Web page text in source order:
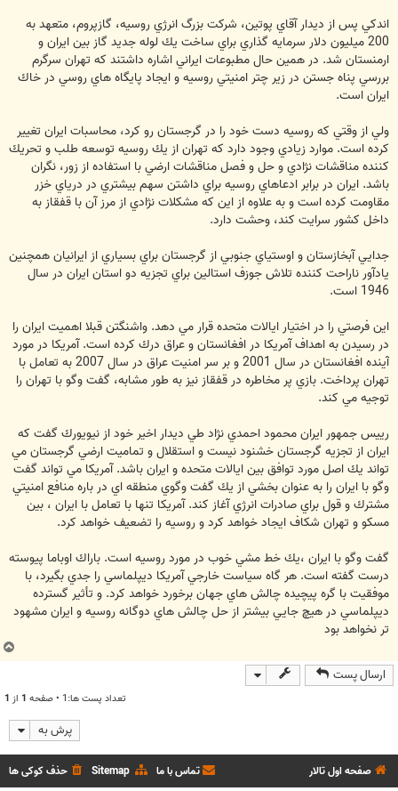
اندكي پس از ديدار آقاي پوتين، شركت بزرگ انرژي روسيه، گازپروم، متعهد به
200 ميليون دلار سرمايه گذاري براي ساخت يك لوله جديد گاز بين ايران و
ارمنستان شد. در همين حال مطبوعات ايراني اشاره داشتند كه تهران سرگرم
بررسي پناه جستن در زير چتر امنيتي روسيه و ايجاد پايگاه هاي روسي در خاك
ايران است.
ولي از وقتي كه روسيه دست خود را در گرجستان رو كرد، محاسبات ايران تغيير
كرده است. موارد زيادي وجود دارد كه تهران از يك روسيه توسعه طلب و تحريك
كننده مناقشات نژادي و حل و فصل مناقشات ارضي با استفاده از زور، نگران
باشد. ايران در برابر ادعاهاي روسيه براي داشتن سهم بيشتري در درياي خزر
مقاومت كرده است و به علاوه از اين كه مشكلات نژادي از مرز آن با قفقاز به
داخل كشور سرايت كند، وحشت دارد.
جدايي آبخازستان و اوستياي جنوبي از گرجستان براي بسياري از ايرانيان همچنين
يادآور ناراحت كننده تلاش جوزف استالين براي تجزيه دو استان ايران در سال
1946 است.
اين فرصتي را در اختيار ايالات متحده قرار مي دهد. واشنگتن قبلا اهميت ايران را
در رسيدن به اهداف آمريكا در افغانستان و عراق درك كرده است. آمريكا در مورد
آينده افغانستان در سال 2001 و بر سر امنيت عراق در سال 2007 به تعامل با
تهران پرداخت. بازي پر مخاطره در قفقاز نيز به طور مشابه، گفت وگو با تهران را
توجيه مي كند.
رييس جمهور ايران محمود احمدي نژاد طي ديدار اخير خود از نيويورك گفت كه
ايران از تجزيه گرجستان خشنود نيست و استقلال و تماميت ارضي گرجستان مي
تواند يك اصل مورد توافق بين ايالات متحده و ايران باشد. آمريكا مي تواند گفت
وگو با ايران را به عنوان بخشي از يك گفت وگوي منطقه اي در باره منافع امنيتي
مشترك و قول براي صادرات انرژي آغاز كند. آمريكا تنها با تعامل با ايران ، بين
مسكو و تهران شكاف ايجاد خواهد كرد و روسيه را تضعيف خواهد كرد.
گفت وگو با ايران ،يك خط مشي خوب در مورد روسيه است. باراك اوباما پيوسته
درست گفته است. هر گاه سياست خارجي آمريكا ديپلماسي را جدي بگيرد، با
موفقيت با گره پيچيده چالش هاي جهان برخورد خواهد كرد. و تأثير گسترده
ديپلماسي در هيچ جايي بيشتر از حل چالش هاي دوگانه روسيه و ايران مشهود
تر نخواهد بود
ارسال پست
تعداد پست ها:1 • صفحه 1 از 1
پرش به
صفحه اول تالار حذف کوکی ها Sitemap تماس با ما